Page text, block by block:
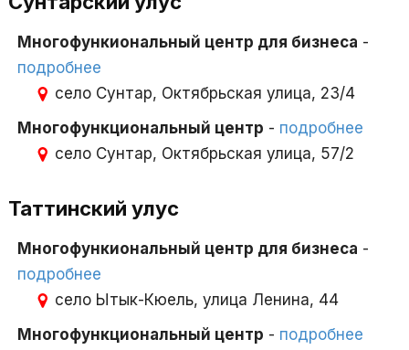
Многофункиональный центр для бизнеса -
подробнее
село Сунтар, Октябрьская улица, 23/4
Многофункциональный центр - подробнее
село Сунтар, Октябрьская улица, 57/2
Таттинский улус
Многофункиональный центр для бизнеса -
подробнее
село Ытык-Кюель, улица Ленина, 44
Многофункциональный центр - подробнее